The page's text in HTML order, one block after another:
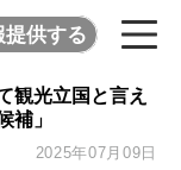
提供する
観光立国と言え
補」
2025年07月09日